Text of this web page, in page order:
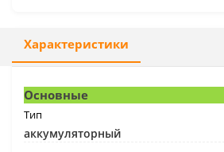
Характеристики
Основные
Тип
аккумуляторный